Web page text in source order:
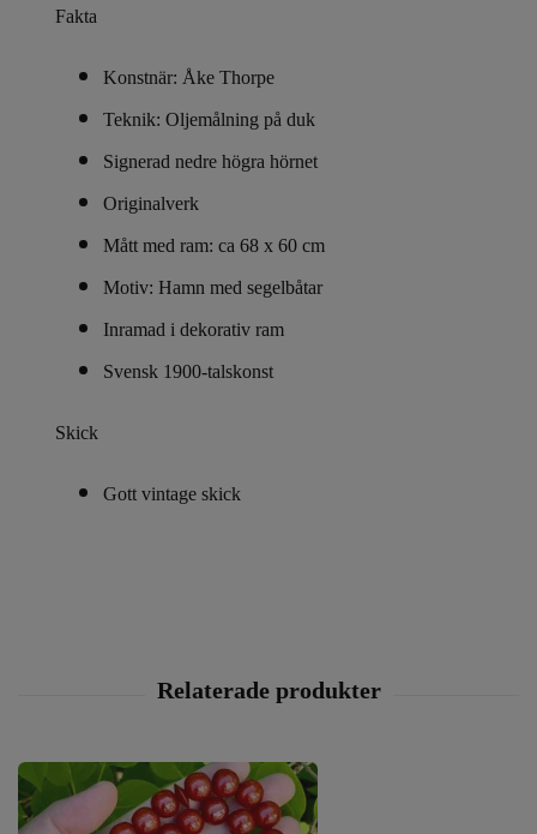
Fakta
Konstnär: Åke Thorpe
Teknik: Oljemålning på duk
Signerad nedre högra hörnet
Originalverk
Mått med ram: ca 68 x 60 cm
Motiv: Hamn med segelbåtar
Inramad i dekorativ ram
Svensk 1900-talskonst
Skick
Gott vintage skick